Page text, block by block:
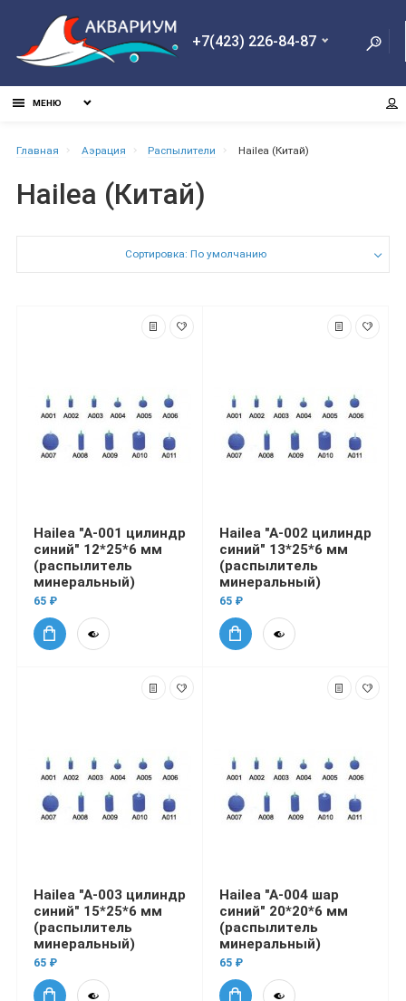
+7(423) 226-84-87
МЕНЮ
Главная Аэрация Распылители Hailea (Китай)
Hailea (Китай)
Сортировка: По умолчанию
Hailea "A-001 цилиндр
синий" 12*25*6 мм
(распылитель
минеральный)
65 ₽
Hailea "A-002 цилиндр
синий" 13*25*6 мм
(распылитель
минеральный)
65 ₽
Hailea "A-003 цилиндр
синий" 15*25*6 мм
(распылитель
минеральный)
65 ₽
Hailea "A-004 шар
синий" 20*20*6 мм
(распылитель
минеральный)
65 ₽